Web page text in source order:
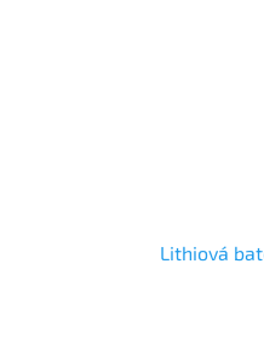
Lithiová